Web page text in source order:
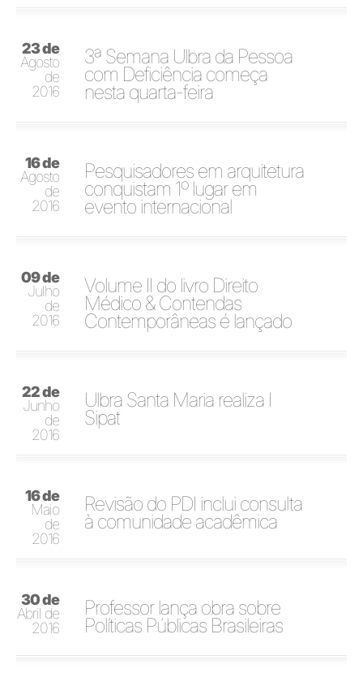
23 de
Agosto
de
2016
3ª Semana Ulbra da Pessoa
com Deficiência começa
nesta quarta-feira
16 de
Agosto
de
2016
Pesquisadores em arquitetura
conquistam 1º lugar em
evento internacional
09 de
Julho
de
2016
Volume II do livro Direito
Médico & Contendas
Contemporâneas é lançado
22 de
Junho
de
2016
Ulbra Santa Maria realiza I
Sipat
16 de
Maio
de
2016
Revisão do PDI inclui consulta
à comunidade acadêmica
30 de
Abril de
2016
Professor lança obra sobre
Políticas Públicas Brasileiras